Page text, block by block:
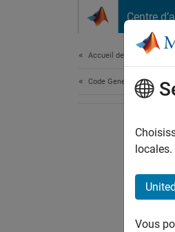
Centre
Accueil de la
Code Generation
Vous